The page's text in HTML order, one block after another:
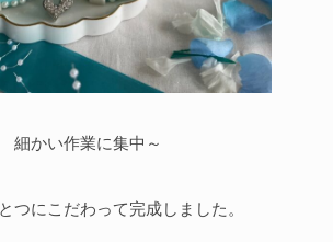
細かい作業に集中～
つにこだわって完成しました。